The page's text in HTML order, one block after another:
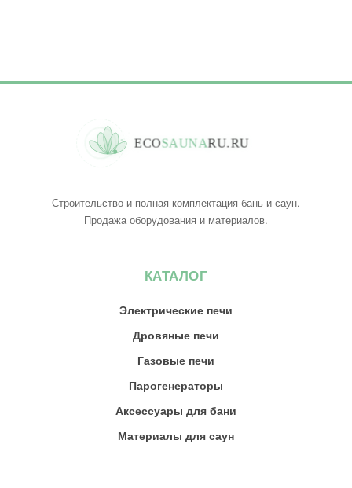
ECOSAUNARU.RU
Строительство и полная комплектация бань и саун.
Продажа оборудования и материалов.
КАТАЛОГ
Электрические печи
Дровяные печи
Газовые печи
Парогенераторы
Аксессуары для бани
Материалы для саун